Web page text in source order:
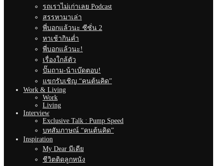
รถเราไม่เก่าเลย Podcast
สรรหามาเล่า
พี่บอกแล้วนะ ซีซั่น 2
หาเช้ากินค่ำ
พี่บอกแล้วนะ!
เรื่องใกล้ตัว
ปั๊มถาม-น้าเบ๊ดตอบ!
แขกรับเชิญ “คนต้นคิด”
Work & Living
Work
Living
Interview
Exclusive Talk : Pump Speed
บทสัมภาษณ์ “คนต้นคิด”
Inspiration
My Dear มีเดีย
ชีวิตติดลูกหนัง